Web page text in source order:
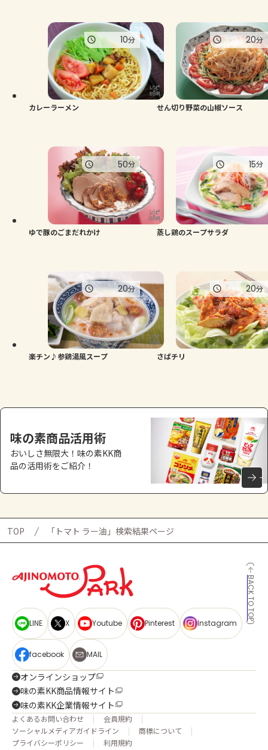
カレーラーメン
10分
せん切り野菜の山椒ソース
20分
ゆで豚のごまだれかけ
50分
蒸し鶏のスープサラダ
15分
楽チン♪参鶏湯風スープ
20分
さばチリ
20分
味の素商品活用術
おいしさ無限大！味の素KK商
品の活用術をご紹介！
TOP 「トマト ラー油」検索結果ページ
BACK TO TOP
LINE X Youtube Pinterest Instagram
facebook MAIL
オンラインショップ
味の素KK商品情報サイト
味の素KK企業情報サイト
よくあるお問い合わせ
会員規約
ソーシャルメディアガイドライン
商標について
プライバシーポリシー
利用規約